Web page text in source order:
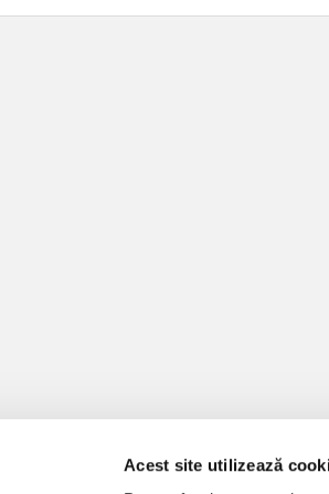
Acest site utilizează